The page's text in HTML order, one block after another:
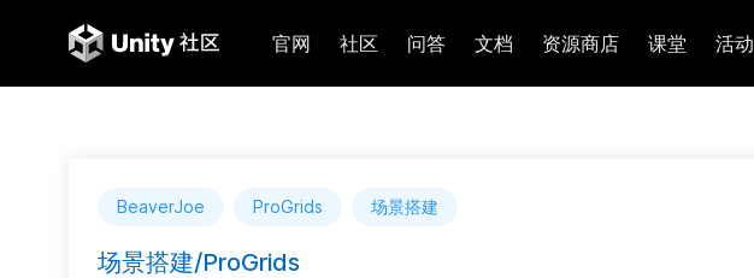
官网 社区 问答 文档 资源商店 课堂 活动
BeaverJoe ProGrids 场景搭建
场景搭建/ProGrids